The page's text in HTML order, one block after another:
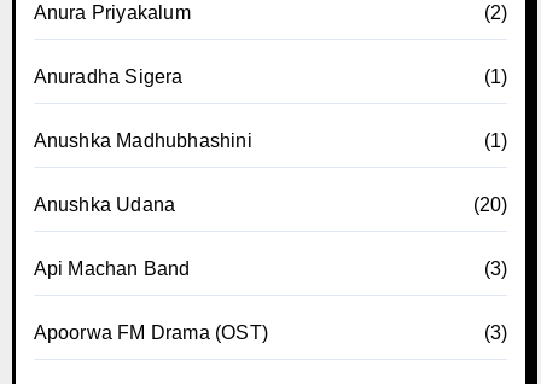
Anura Priyakalum (2)
Anuradha Sigera (1)
Anushka Madhubhashini (1)
Anushka Udana (20)
Api Machan Band (3)
Apoorwa FM Drama (OST) (3)